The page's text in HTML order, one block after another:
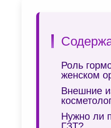
Роль
женском
Внешние
Нужно ли